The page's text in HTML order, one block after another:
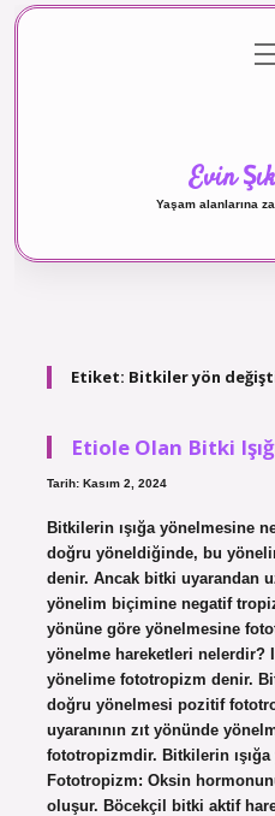
Gizlilik
aç
Evin
Yaşam alanlarına
Etiket: Bitkiler yön
Etiole Olan Bitki
Tarih: Kasım 2, 2024
Bitkilerin ışığa yönelmesine
doğru yöneldiğinde, bu
denir. Ancak bitki uyarandan
yönelim biçimine negatif
yönüne göre yönelmesine
yönelme hareketleri nelerdir?
yönelime fototropizm denir.
doğru yönelmesi pozitif
uyaranının zıt yönünde
fototropizmdir. Bitkilerin
Fototropizm: Oksin
oluşur. Böcekçil bitki aktif